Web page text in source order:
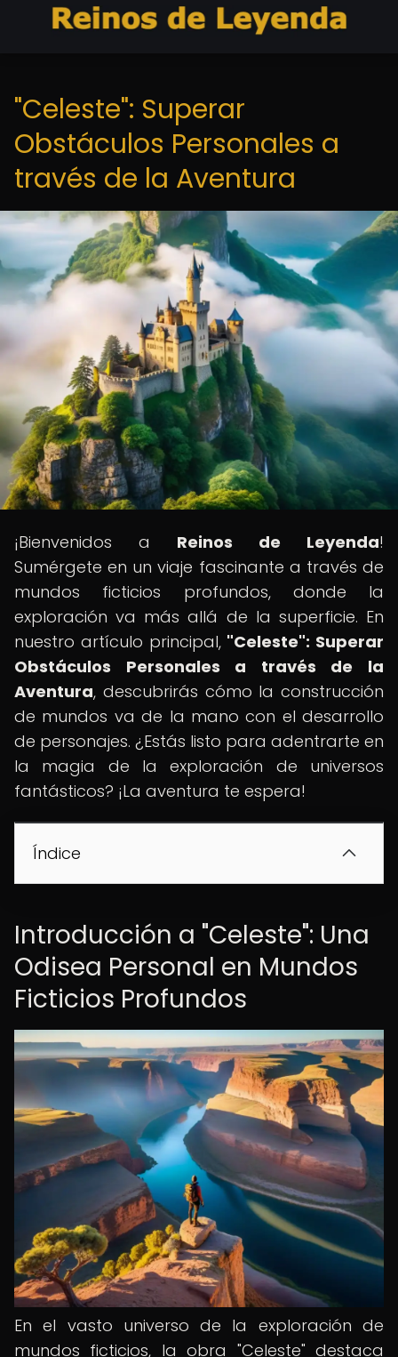
"Celeste": Superar
Obstáculos Personales a
través de la Aventura
¡Bienvenidos a Reinos de Leyenda!
Sumérgete en un viaje fascinante a través de
mundos ficticios profundos, donde la
exploración va más allá de la superficie. En
nuestro artículo principal, "Celeste": Superar
Obstáculos Personales a través de la
Aventura, descubrirás cómo la construcción
de mundos va de la mano con el desarrollo
de personajes. ¿Estás listo para adentrarte en
la magia de la exploración de universos
fantásticos? ¡La aventura te espera!
Índice
Introducción a "Celeste": Una
Odisea Personal en Mundos
Ficticios Profundos
En el vasto universo de la exploración de
mundos ficticios, la obra "Celeste" destaca